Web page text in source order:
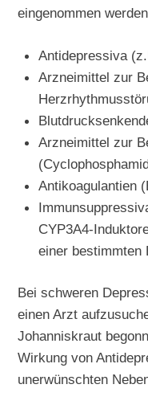
eingenommen
Antidepressiva
Arzneimittel zur
Arzneimittel zur
Antikoagulantien
CYP3A4-
einer bestimmten
Bei schweren
einen Arzt
Johanniskraut
Wirkung von
unerwünschten